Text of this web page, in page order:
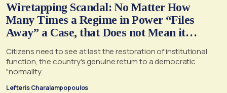
Wiretapping Scandal: No Matter How
Many Times a Regime in Power “Files
Away” a Case, that Does not Mean it
Citizens need to see at last the restoration of institutional
function, the country's genuine return to a democratic
"normality.
Lefteris Charalampopoulos